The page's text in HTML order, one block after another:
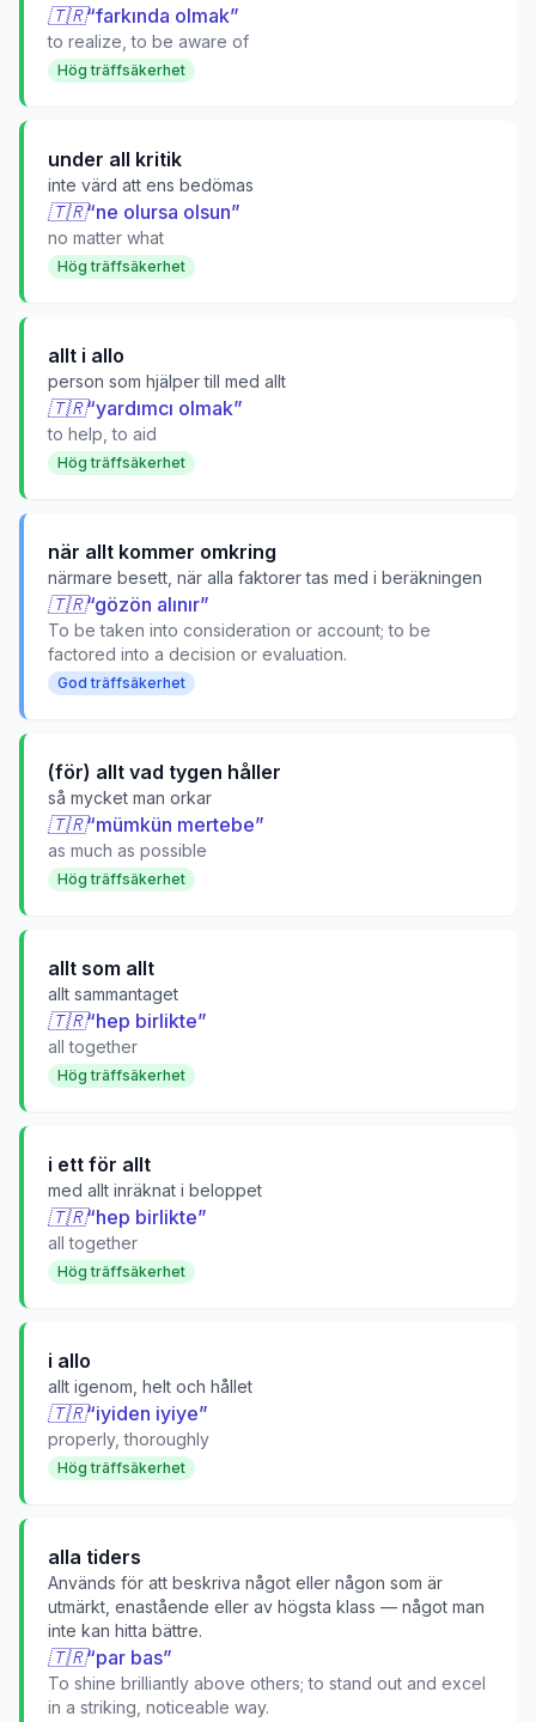
🇹🇷“farkında olmak”
to realize, to be aware of
Hög träffsäkerhet
under all kritik
inte värd att ens bedömas
🇹🇷“ne olursa olsun”
no matter what
Hög träffsäkerhet
allt i allo
person som hjälper till med allt
🇹🇷“yardımcı olmak”
to help, to aid
Hög träffsäkerhet
när allt kommer omkring
närmare besett, när alla faktorer tas med i beräkningen
🇹🇷“gözön alınır”
To be taken into consideration or account; to be
factored into a decision or evaluation.
God träffsäkerhet
(för) allt vad tygen håller
så mycket man orkar
🇹🇷“mümkün mertebe”
as much as possible
Hög träffsäkerhet
allt som allt
allt sammantaget
🇹🇷“hep birlikte”
all together
Hög träffsäkerhet
i ett för allt
med allt inräknat i beloppet
🇹🇷“hep birlikte”
all together
Hög träffsäkerhet
i allo
allt igenom, helt och hållet
🇹🇷“iyiden iyiye”
properly, thoroughly
Hög träffsäkerhet
alla tiders
Används för att beskriva något eller någon som är
utmärkt, enastående eller av högsta klass — något man
inte kan hitta bättre.
🇹🇷“par bas”
To shine brilliantly above others; to stand out and excel
in a striking, noticeable way.